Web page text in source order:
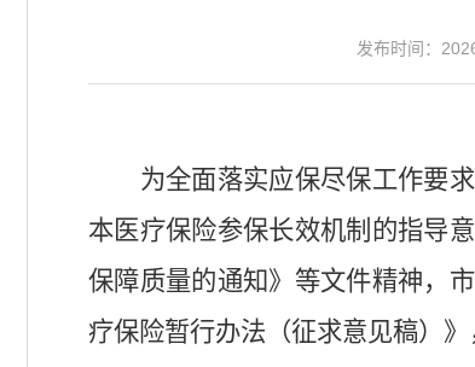
发布时间：
为全面落实应保尽保工作要
本医疗保险参保长效机制的指导
保障质量的通知》等文件精神，
疗保险暂行办法（征求意见稿）》